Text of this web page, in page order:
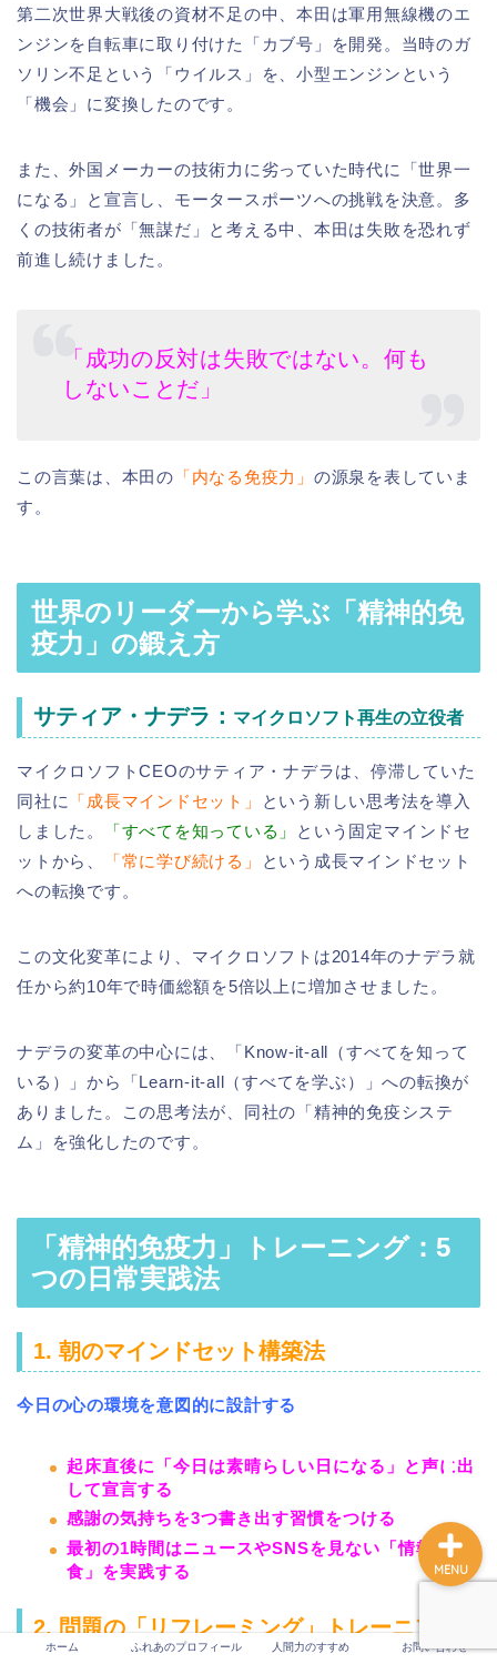
第二次世界大戦後の資材不足の中、本田は軍用無線機のエ
ンジンを自転車に取り付けた「カブ号」を開発。当時のガ
ソリン不足という「ウイルス」を、小型エンジンという
「機会」に変換したのです。
また、外国メーカーの技術力に劣っていた時代に「世界一
になる」と宣言し、モータースポーツへの挑戦を決意。多
くの技術者が「無謀だ」と考える中、本田は失敗を恐れず
前進し続けました。
「成功の反対は失敗ではない。何も
しないことだ」
この言葉は、本田の 「内なる免疫力」 の源泉を表していま
す。
世界のリーダーから学ぶ「精神的免
疫力」の鍛え方
サティア・ナデラ： マイクロソフト再生の立役者
マイクロソフトCEOのサティア・ナデラは、停滞していた
同社に
「成長マインドセット」
という新しい思考法を導入
しました。
「すべてを知っている」
という固定マインドセ
ットから、
「常に学び続ける」
という成長マインドセット
への転換です。
この文化変革により、マイクロソフトは2014年のナデラ就
任から約10年で時価総額を5倍以上に増加させました。
ナデラの変革の中心には、「Know-it-all（すべてを知って
いる）」から「Learn-it-all（すべてを学ぶ）」への転換が
ありました。この思考法が、同社の「精神的免疫システ
ム」を強化したのです。
「精神的免疫力」トレーニング：5
つの日常実践法
1. 朝のマインドセット構築法
今日の心の環境を意図的に設計する
起床直後に「今日は素晴らしい日になる」と声に出
して宣言する
感謝の気持ちを3つ書き出す習慣をつける
最初の1時間はニュースやSNSを見ない「情報断
食」を実践する
2. 問題の「リフレーミング」トレーニング
ホーム ふれあのプロフィール 人間力のすすめ お問い合わせ
MENU
ホーム